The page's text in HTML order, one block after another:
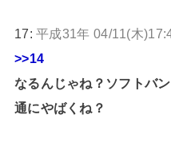
17:平成31年 04/11(木
>>14
なるんじゃね？ソフトバ
通にやばくね？